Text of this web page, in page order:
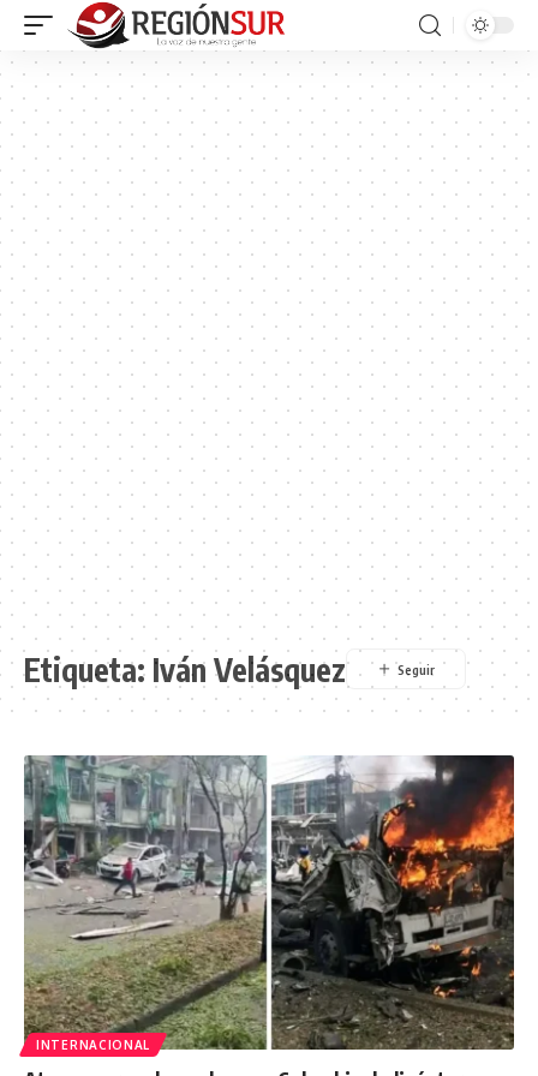
Etiqueta: Iván Velásquez
INTERNACIONAL